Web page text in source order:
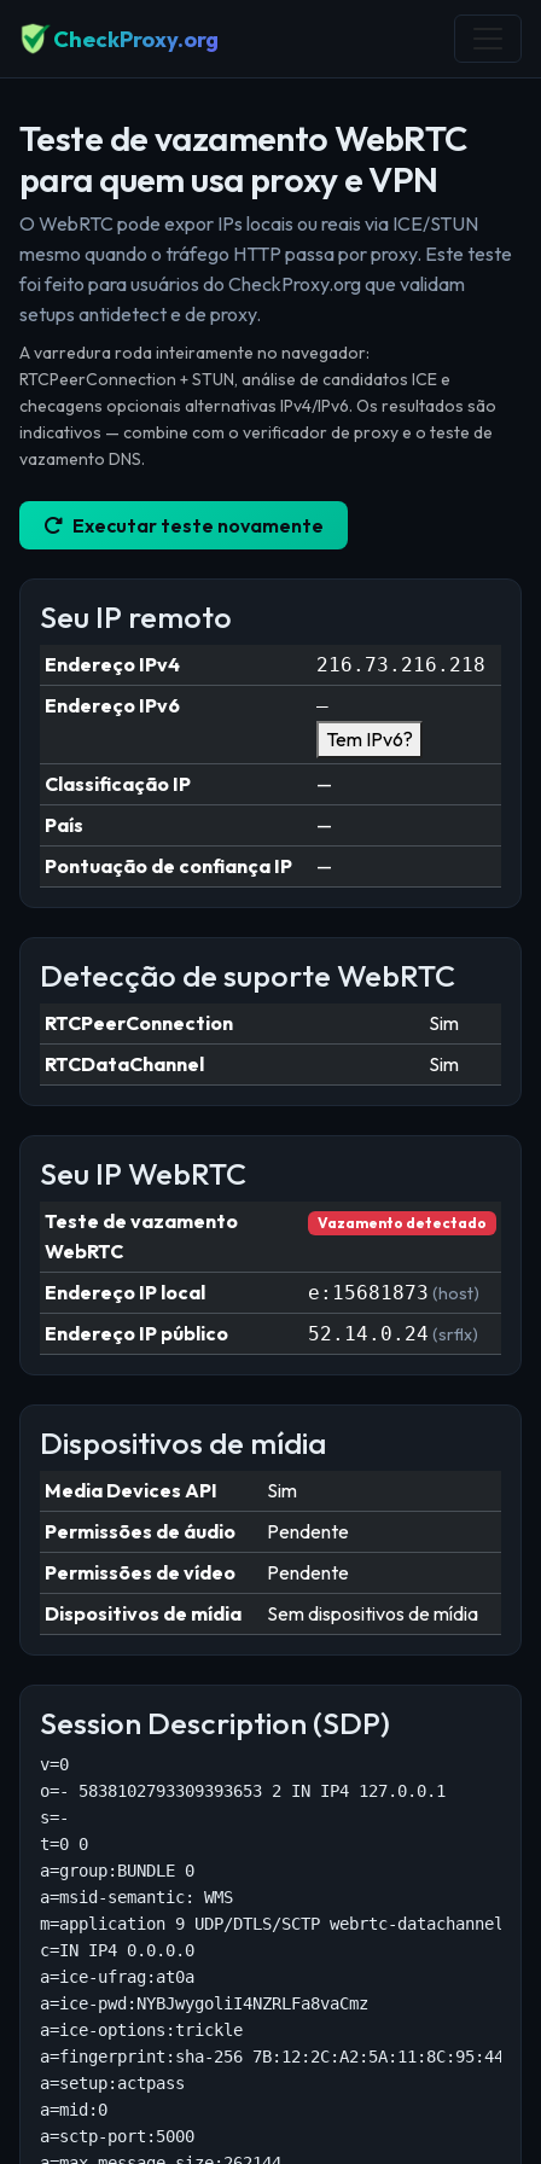
CheckProxy.org
Teste de vazamento WebRTC
para quem usa proxy e VPN
O WebRTC pode expor IPs locais ou reais via ICE/STUN
mesmo quando o tráfego HTTP passa por proxy. Este teste
foi feito para usuários do CheckProxy.org que validam
setups antidetect e de proxy.
A varredura roda inteiramente no navegador:
RTCPeerConnection + STUN, análise de candidatos ICE e
checagens opcionais alternativas IPv4/IPv6. Os resultados são
indicativos — combine com o verificador de proxy e o teste de
vazamento DNS.
Executar teste novamente
Seu IP remoto
Endereço IPv4 216.73.216.218
Endereço IPv6 —
Tem IPv6?
Classificação IP
—
País
—
Pontuação de confiança IP
—
Detecção de suporte WebRTC
RTCPeerConnection
Sim
RTCDataChannel
Sim
Seu IP WebRTC
Teste de vazamento
WebRTC
Vazamento detectado
Endereço IP local e:15681873 (host)
Endereço IP público 52.14.0.24 (srflx)
Dispositivos de mídia
Media Devices API
Sim
Permissões de áudio
Pendente
Permissões de vídeo
Pendente
Dispositivos de mídia
Sem dispositivos de mídia
Session Description (SDP)
v=0
o=- 5838102793309393653 2 IN IP4 127.0.0.1
s=-
t=0 0
a=group:BUNDLE 0
a=msid-semantic: WMS
m=application 9 UDP/DTLS/SCTP webrtc-datachannel
c=IN IP4 0.0.0.0
a=ice-ufrag:at0a
a=ice-pwd:NYBJwygoliI4NZRLFa8vaCmz
a=ice-options:trickle
a=fingerprint:sha-256
a=setup:actpass
a=mid:0
a=sctp-port:5000